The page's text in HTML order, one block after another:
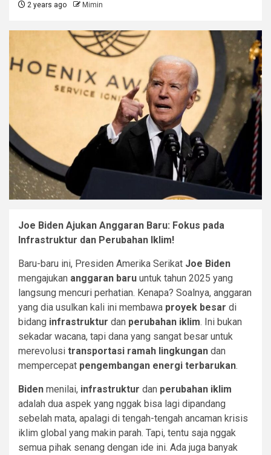
2 years ago Mimin
Joe Biden Ajukan Anggaran Baru: Fokus pada
Infrastruktur dan Perubahan Iklim!
Baru-baru ini, Presiden Amerika Serikat Joe Biden
mengajukan anggaran baru untuk tahun 2025 yang
langsung mencuri perhatian. Kenapa? Soalnya, anggaran
yang dia usulkan kali ini membawa proyek besar di
bidang infrastruktur dan perubahan iklim. Ini bukan
sekadar wacana, tapi dana yang sangat besar untuk
merevolusi transportasi ramah lingkungan dan
mempercepat pengembangan energi terbarukan.
Biden menilai, infrastruktur dan perubahan iklim
adalah dua aspek yang nggak bisa lagi dipandang
sebelah mata, apalagi di tengah-tengah ancaman krisis
iklim global yang makin parah. Tapi, tentu saja nggak
semua pihak senang dengan ide ini. Ada juga banyak